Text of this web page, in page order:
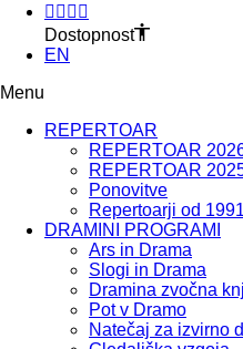
Dostopnost
EN
Menu
REPERTOAR
REPERTOAR
REPERTOAR
Ponovitve
Repertoarji od
DRAMINI PROGRAMI
Ars in Drama
Slogi in Drama
Dramina zvočna
Pot v Dramo
Natečaj za izvirno